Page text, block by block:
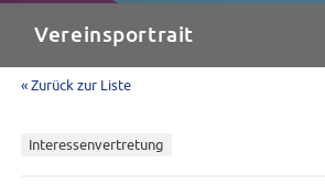
Vereinsportrait
« Zurück zur Liste
Interessenvertretung